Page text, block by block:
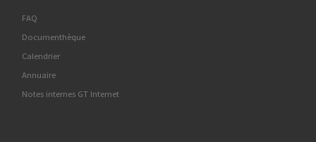
FAQ
Documenthèque
Calendrier
Annuaire
Notes internes GT Internet